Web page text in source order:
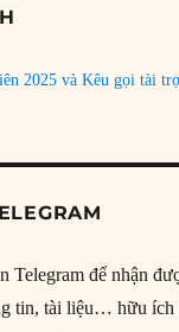
2025 và Kêu gọi tài
Telegram để nhận
tin, tài liệu… hữu ích